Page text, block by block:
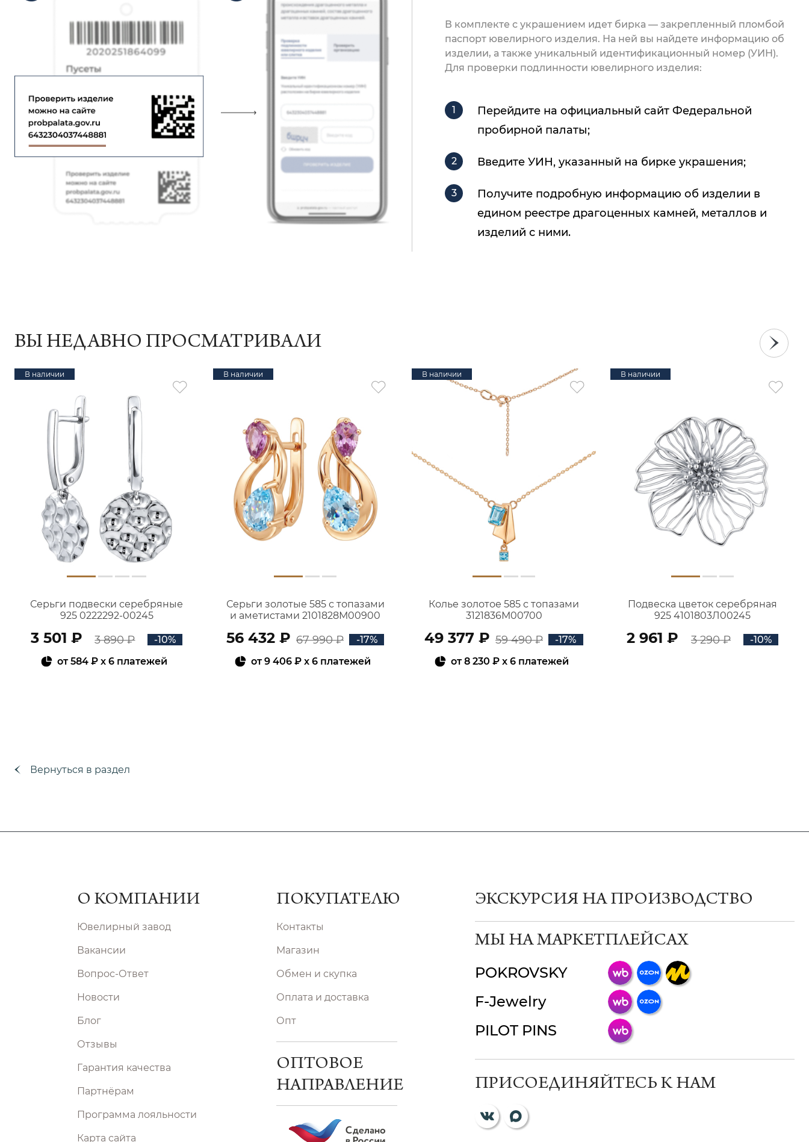
В комплекте с украшением идет бирка — закрепленный пломбой
паспорт ювелирного изделия. На ней вы найдете информацию об
изделии, а также уникальный идентификационный номер (УИН).
Для проверки подлинности ювелирного изделия:
Перейдите на официальный сайт Федеральной
пробирной палаты;
Введите УИН, указанный на бирке украшения;
Получите подробную информацию об изделии в
едином реестре драгоценных камней, металлов и
изделий с ними.
ВЫ НЕДАВНО ПРОСМАТРИВАЛИ
В наличии
Серьги подвески серебряные
925 0222292-00245
3 501 ₽ 3 890 ₽
-10%
от584 ₽ x 6 платежей
В наличии
Серьги золотые 585 с топазами
и аметистами 2101828М00900
56 432 ₽ 67 990 ₽
-17%
от9 406 ₽ x 6 платежей
В наличии
Колье золотое 585 с топазами
3121836М00700
49 377 ₽ 59 490 ₽
-17%
от8 230 ₽x 6 платежей
В наличии
Подвеска цветок серебряная
925 4101803Л00245
2 961 ₽ 3 290 ₽ -10%
Вернуться в раздел
О КОМПАНИИ
Ювелирный завод
Вакансии
Вопрос-Ответ
Новости
Блог
Отзывы
Гарантия качества
Партнёрам
Программа лояльности
Карта сайта
ПОКУПАТЕЛЮ
Контакты
Магазин
Обмен и скупка
Оплата и доставка
Опт
ОПТОВОЕ
НАПРАВЛЕНИЕ
ЭКСКУРСИЯ НА ПРОИЗВОДСТВО
МЫ НА МАРКЕТПЛЕЙСАХ
POKROVSKY
F-Jewelry
PILOT PINS
ПРИСОЕДИНЯЙТЕСЬ К НАМ
ChatApp
мессенджер!